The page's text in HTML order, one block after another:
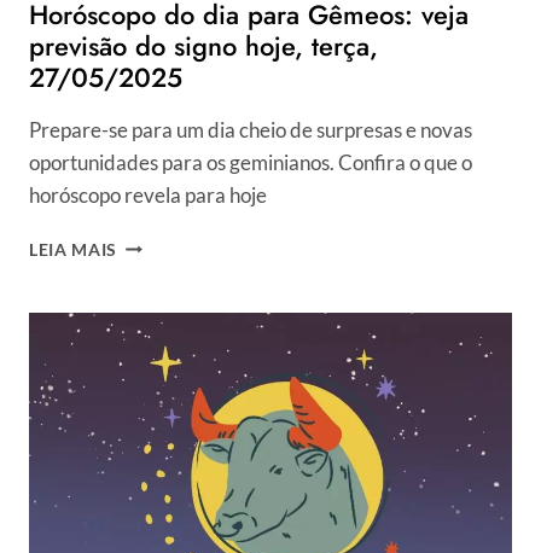
Horóscopo do dia para Gêmeos: veja
previsão do signo hoje, terça,
27/05/2025
Prepare-se para um dia cheio de surpresas e novas
oportunidades para os geminianos. Confira o que o
horóscopo revela para hoje
LEIA MAIS HORÓSCOPO
PARA
GÊMEOS:
VEJA
PREVISÃO
DO
SIGNO
HOJE,
TERÇA,
27/05/2025